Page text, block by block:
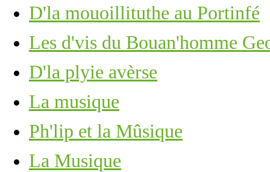
D'la mouoillituthe au Portinfé
Les d'vis du Bouan'homme
D'la plyie avèrse
La musique
Ph'lip et la Mûsique
La Musique